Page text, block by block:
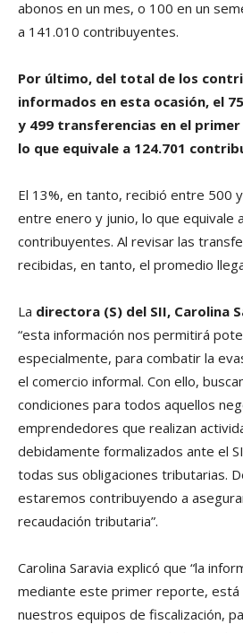
abonos en un mes, o 100 en un
a 141.010 contribuyentes.
Por último, del total de los
informados en esta ocasión, el
y 499 transferencias en el
lo que equivale a 124.701
El 13%, en tanto, recibió entre 500
entre enero y junio, lo que equivale
contribuyentes. Al revisar las
recibidas, en tanto, el promedio
La directora (S) del SII, Carolina
“esta información nos permitirá
especialmente, para combatir la
el comercio informal. Con ello,
condiciones para todos aquellos
emprendedores que realizan
debidamente formalizados ante el
todas sus obligaciones tributarias.
estaremos contribuyendo a
recaudación tributaria”.
Carolina Saravia explicó que “la
mediante este primer reporte, está
nuestros equipos de fiscalización,